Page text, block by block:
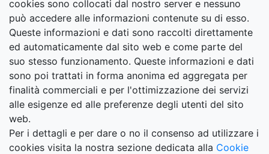
cookies sono collocati dal nostro server e nessuno
può accedere alle informazioni contenute su di esso.
Queste informazioni e dati sono raccolti direttamente
ed automaticamente dal sito web e come parte del
suo stesso funzionamento. Queste informazioni e dati
sono poi trattati in forma anonima ed aggregata per
finalità commerciali e per l'ottimizzazione dei servizi
alle esigenze ed alle preferenze degli utenti del sito
web.
Per i dettagli e per dare o no il consenso ad utilizzare i
cookies visita la nostra sezione dedicata alla Cookie